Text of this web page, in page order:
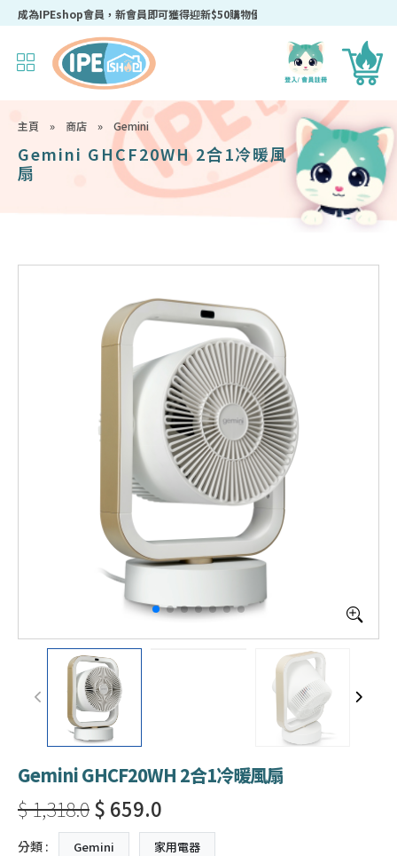
成為IPEshop會員，新會員即可獲得迎新$50購物優惠碼！
主頁 » 商店 » Gemini
Gemini GHCF20WH 2合1冷暖風
扇
Gemini GHCF20WH 2合1冷暖風扇
$ 1,318.0$ 659.0
分類 : Gemini 家用電器